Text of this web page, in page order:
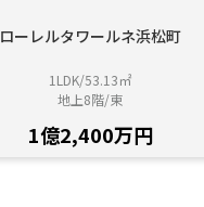
ローレルタワールネ浜松町
1LDK/53.13㎡
地上8階/東
1億2,400万円